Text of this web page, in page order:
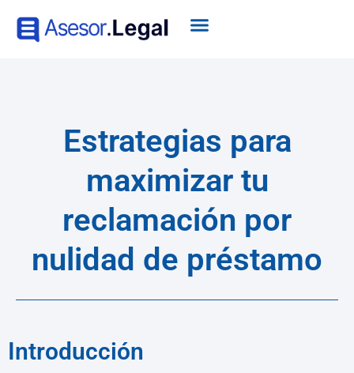
Estrategias para
maximizar tu
reclamación por
nulidad de préstamo
Introducción